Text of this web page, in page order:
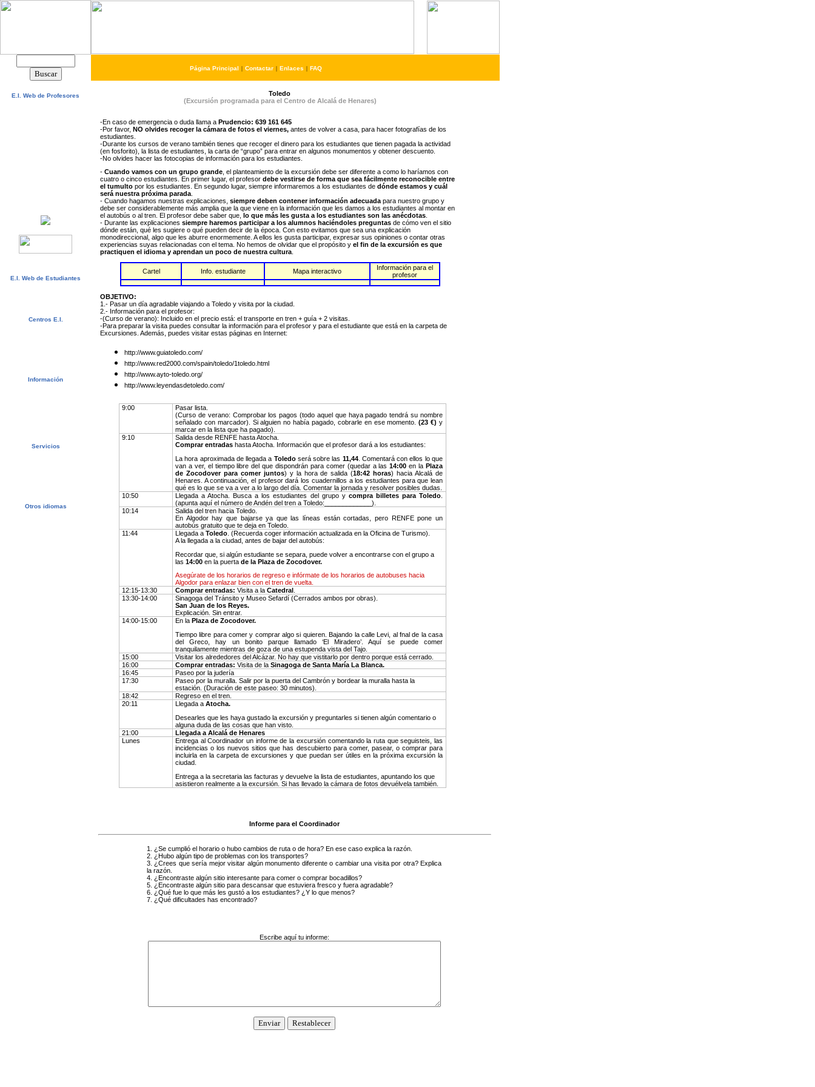
Página Principal | Contactar | Enlaces | FAQ
E.I. Web de Profesores
E.I. Web de Estudiantes
Centros E.I.
Información
Servicios
Otros idiomas
Toledo
(Excursión programada para el Centro de Alcalá de Henares)
-En caso de emergencia o duda llama a Prudencio: 639 161 645
-Por favor, NO olvides recoger la cámara de fotos el viernes, antes de volver a casa, para hacer fotografías de los
estudiantes.
-Durante los cursos de verano también tienes que recoger el dinero para los estudiantes que tienen pagada la actividad
(en fosforito), la lista de estudiantes, la carta de “grupo” para entrar en algunos monumentos y obtener descuento.
-No olvides hacer las fotocopias de información para los estudiantes.
- Cuando vamos con un grupo grande , el planteamiento de la excursión debe ser diferente a como lo haríamos con
cuatro o cinco estudiantes. En primer lugar, el profesor debe vestirse de forma que sea fácilmente reconocible entre
el tumulto por los estudiantes. En segundo lugar, siempre informaremos a los estudiantes de dónde estamos y cuál
será nuestra próxima parada
- Cuando hagamos nuestras explicaciones, siempre deben contener información adecuada para nuestro grupo y
debe ser considerablemente más amplia que la que viene en la información que les damos a los estudiantes al montar en
el autobús o al tren. El profesor debe saber que,
lo que más les gusta a los estudiantes son las anécdotas
- Durante las explicaciones siempre haremos participar a los alumnos haciéndoles preguntas de cómo ven el sitio
dónde están, qué les sugiere o qué pueden decir de la época. Con esto evitamos que sea una explicación
monodireccional, algo que les aburre enormemente. A ellos les gusta participar, expresar sus opiniones o contar otras
experiencias suyas relacionadas con el tema. No hemos de olvidar que el propósito y el fin de la excursión es que
practiquen el idioma y aprendan un poco de nuestra cultura
Cartel Info. estudiante Mapa interactivo
Información para el
profesor
OBJETIVO:
1.- Pasar un día agradable viajando a Toledo y visita por la ciudad.
2.- Información para el profesor:
-(Curso de verano): Incluido en el precio está: el transporte en tren + guía + 2 visitas.
-Para preparar la visita puedes consultar la información para el profesor y para el estudiante que está en la carpeta de
Excursiones. Además, puedes visitar estas páginas en Internet:
http://www.guiatoledo.com/
http://www.red2000.com/spain/toledo/1toledo.html
http://www.ayto-toledo.org/
http://www.leyendasdetoledo.com/
9:00
Pasar lista.
(Curso de verano: Comprobar los pagos (todo aquel que haya pagado tendrá su nombre
señalado con marcador). Si alguien no había pagado, cobrarle en ese momento.(23 €) y
marcar en la lista que ha pagado).
9:10
Salida desde RENFE hasta Atocha.
Comprar entradas hasta Atocha. Información que el profesor dará a los estudiantes:
La hora aproximada de llegada a Toledoserá sobre las 11,44. Comentará con ellos lo que
van a ver, el tiempo libre del que dispondrán para comer (quedar a las14:00 en la Plaza
de Zocodover para comer juntos) y la hora de salida (18:42horas) hacia Alcalá de
Henares. A continuación, el profesor dará los cuadernillos a los estudiantes para que lean
qué es lo que se va a ver a lo largo del día. Comentar la jornada y resolver posibles dudas.
10:50
Llegada a Atocha. Busca a los estudiantes del grupo y compra billetes para Toledo.
(apunta aquí el número de Andén del tren a Toledo:_____________).
10:14
Salida del tren hacia Toledo.
En Algodor hay que bajarse ya que las líneas están cortadas, pero RENFE pone un
autobús gratuito que te deja en Toledo.
11:44
Llegada aToledo . (Recuerda coger información actualizada en la Oficina de Turismo).
A la llegada a la ciudad, antes de bajar del autobús:
Recordar que, si algún estudiante se separa, puede volver a encontrarse con el grupo a
las14:00 en la puertade la Plaza de Zocodover.
Asegúrate de los horarios de regreso e infórmate de los horarios de autobuses hacia
Algodor para enlazar bien con el tren de vuelta.
12:15-13:30
Comprar entradas:Visita a laCatedral
13:30-14:00
Sinagoga del Tránsito y Museo Sefardí (Cerrados ambos por obras).
San Juan de los Reyes.
Explicación. Sin entrar.
14:00-15:00
En laPlaza de Zocodover.
Tiempo libre para comer y comprar algo si quieren. Bajando la calle Levi, al fnal de la casa
del Greco, hay un bonito parque llamado ‘El Miradero’. Aquí se puede comer
tranquilamente mientras de goza de una estupenda vista del Tajo.
15:00
Visitar los alrededores del Alcázar. No hay que vistitarlo por dentro porque está cerrado.
16:00
Comprar entradas: Visita de laSinagoga de Santa María La Blanca.
16:45
Paseo por la judería
17:30
Paseo por la muralla. Salir por la puerta del Cambrón y bordear la muralla hasta la
estación. (Duración de este paseo: 30 minutos).
18:42
Regreso en el tren.
20:11
Llegada aAtocha.
Desearles que les haya gustado la excursión y preguntarles si tienen algún comentario o
alguna duda de las cosas que han visto.
21:00
Llegada a Alcalá de Henares
Lunes
Entrega al Coordinador un informe de la excursión comentando la ruta que seguisteis, las
incidencias o los nuevos sitios que has descubierto para comer, pasear, o comprar para
incluirla en la carpeta de excursiones y que puedan ser útiles en la próxima excursión la
ciudad.
Entrega a la secretaria las facturas y devuelve la lista de estudiantes, apuntando los que
asistieron realmente a la excursión. Si has llevado la cámara de fotos devuélvela también.
Informe para el Coordinador
1. ¿Se cumplió el horario o hubo cambios de ruta o de hora? En ese caso explica la razón.
2. ¿Hubo algún tipo de problemas con los transportes?
3. ¿Crees que sería mejor visitar algún monumento diferente o cambiar una visita por otra? Explica
la razón.
4. ¿Encontraste algún sitio interesante para comer o comprar bocadillos?
5. ¿Encontraste algún sitio para descansar que estuviera fresco y fuera agradable?
6. ¿Qué fue lo que más les gustó a los estudiantes? ¿Y lo que menos?
7. ¿Qué dificultades has encontrado?
Escribe aquí tu informe: